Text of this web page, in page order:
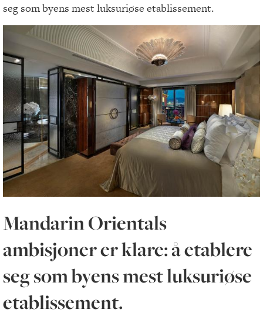
seg som byens mest luksuriøse etablissement.
Mandarin Orientals
ambisjoner er klare: å etablere
seg som byens mest luksuriøse
etablissement.